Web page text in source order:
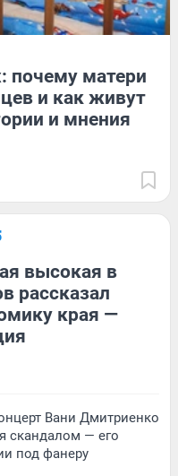
почему матери
и как живут
и мнения
высокая в
рассказал
края —
Вани Дмитриенко
скандалом — его
под фанеру